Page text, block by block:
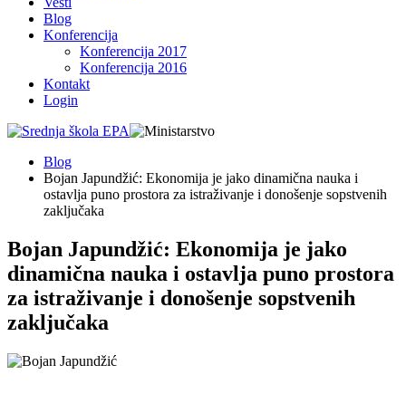
Blog
Konferencija
Konferencija 2017
Konferencija 2016
Kontakt
Login
Blog
Bojan Japundžić: Ekonomija je jako dinamična nauka i
ostavlja puno prostora za istraživanje i donošenje sopstvenih
zaključaka
Bojan Japundžić: Ekonomija je jako
dinamična nauka i ostavlja puno prostora
za istraživanje i donošenje sopstvenih
zaključaka